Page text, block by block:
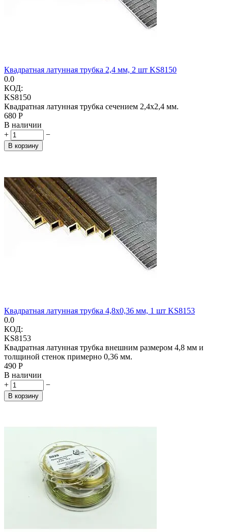
Квадратная латунная трубка 2,4 мм, 2 шт KS8150
0.0
КОД:
KS8150
Квадратная латунная трубка сечением 2,4х2,4 мм.
‍680‍ Р
В наличии
+
−
В корзину
Квадратная латунная трубка 4,8х0,36 мм, 1 шт KS8153
0.0
КОД:
KS8153
Квадратная латунная трубка внешним размером 4,8 мм и
толщиной стенок примерно 0,36 мм.
‍490‍ Р
В наличии
+
−
В корзину